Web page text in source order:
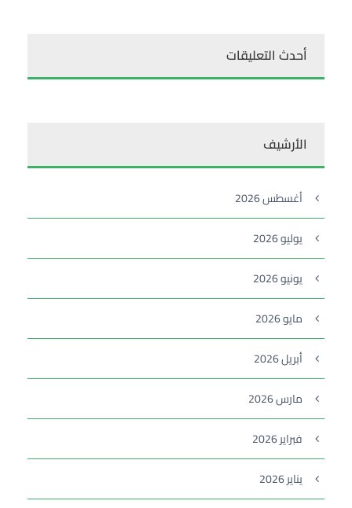
أحدث التعليقات
الأرشيف
أغسطس 2026
يوليو 2026
يونيو 2026
مايو 2026
أبريل 2026
مارس 2026
فبراير 2026
يناير 2026